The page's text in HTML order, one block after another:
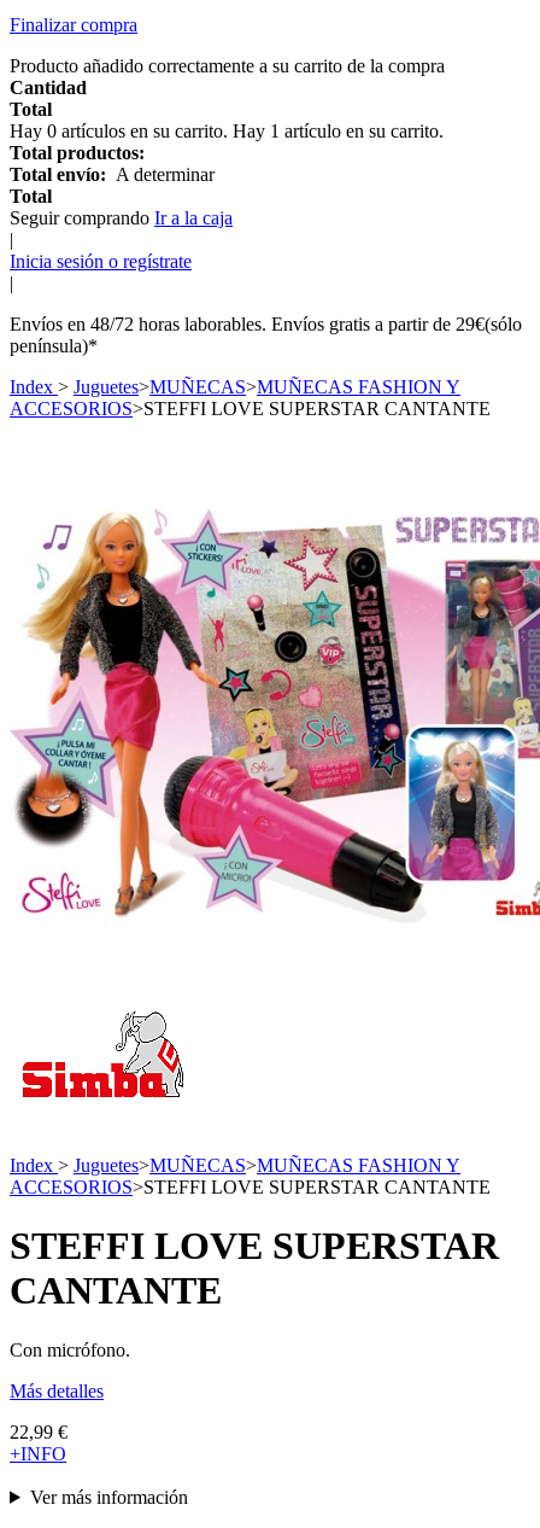
Finalizar compra
Producto añadido correctamente a su carrito de la compra
Cantidad
Total
Hay 0 artículos en su carrito. Hay 1 artículo en su carrito.
Total productos:
Total envío: A determinar
Total
Seguir comprando Ir a la caja
|
Inicia sesión o regístrate
|
Envíos en 48/72 horas laborables. Envíos gratis a partir de 29€(sólo
península)*
Index > Juguetes>MUÑECAS>MUÑECAS FASHION Y
ACCESORIOS>STEFFI LOVE SUPERSTAR CANTANTE
Index > Juguetes>MUÑECAS>MUÑECAS FASHION Y
ACCESORIOS>STEFFI LOVE SUPERSTAR CANTANTE
STEFFI LOVE SUPERSTAR
CANTANTE
Con micrófono.
Más detalles
22,99 €
+INFO
Ver más información